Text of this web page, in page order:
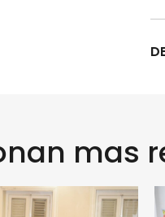
mas